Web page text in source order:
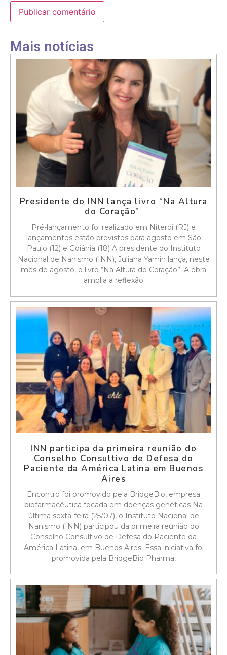
Mais notícias
Presidente do INN lança livro “Na Altura
do Coração”
Pré-lançamento foi realizado em Niterói (RJ) e
lançamentos estão previstos para agosto em São
Paulo (12) e Goiânia (18) A presidente do Instituto
Nacional de Nanismo (INN), Juliana Yamin lança, neste
mês de agosto, o livro “Na Altura do Coração”. A obra
amplia a reflexão
INN participa da primeira reunião do
Conselho Consultivo de Defesa do
Paciente da América Latina em Buenos
Aires
Encontro foi promovido pela BridgeBio, empresa
biofarmacêutica focada em doenças genéticas Na
última sexta-feira (25/07), o Instituto Nacional de
Nanismo (INN) participou da primeira reunião do
Conselho Consultivo de Defesa do Paciente da
América Latina, em Buenos Aires. Essa iniciativa foi
promovida pela BridgeBio Pharma,